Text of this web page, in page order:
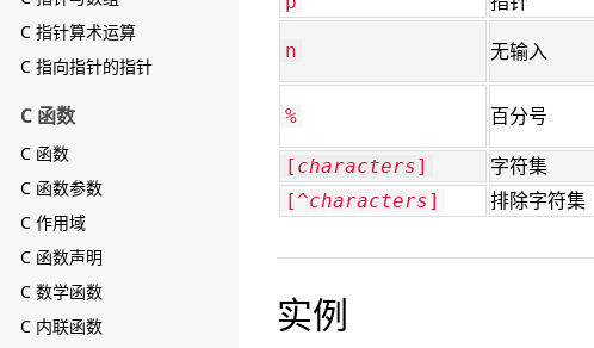
C 指针算术运算
C 指向指针的指针
C 函数
C 函数
C 函数参数
C 作用域
C 函数声明
C 数学函数
C 内联函数
n 无输入
% 百分号
[ characters] 字符集
[^characters] 排除字符集
实例